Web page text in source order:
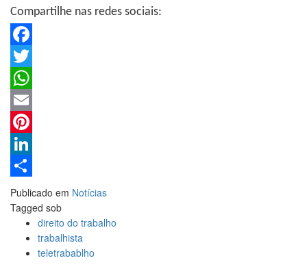
Compartilhe nas redes sociais:
Facebook
Twitter
WhatsApp
Email
Pinterest
LinkedIn
Share
Publicado em Notícias
Tagged sob
direito do trabalho
trabalhista
teletrabablho